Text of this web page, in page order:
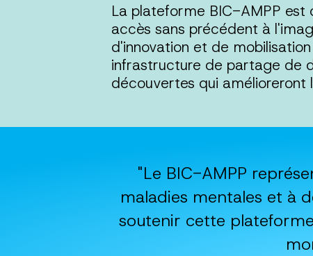
La plateforme BIC-AMPP est
accès sans précédent à
d'innovation et de
infrastructure de partage de
découvertes qui
"Le BIC-AMPP
maladies mentales et à
soutenir cette